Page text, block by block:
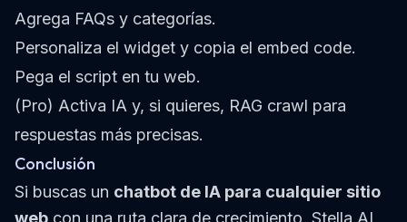
Agrega FAQs y categorías.
Personaliza el widget y copia el embed code.
Pega el script en tu web.
(Pro) Activa IA y, si quieres, RAG crawl para
respuestas más precisas.
Conclusión
Si buscas un chatbot de IA para cualquier sitio
web con una ruta clara de crecimiento, Stella AI